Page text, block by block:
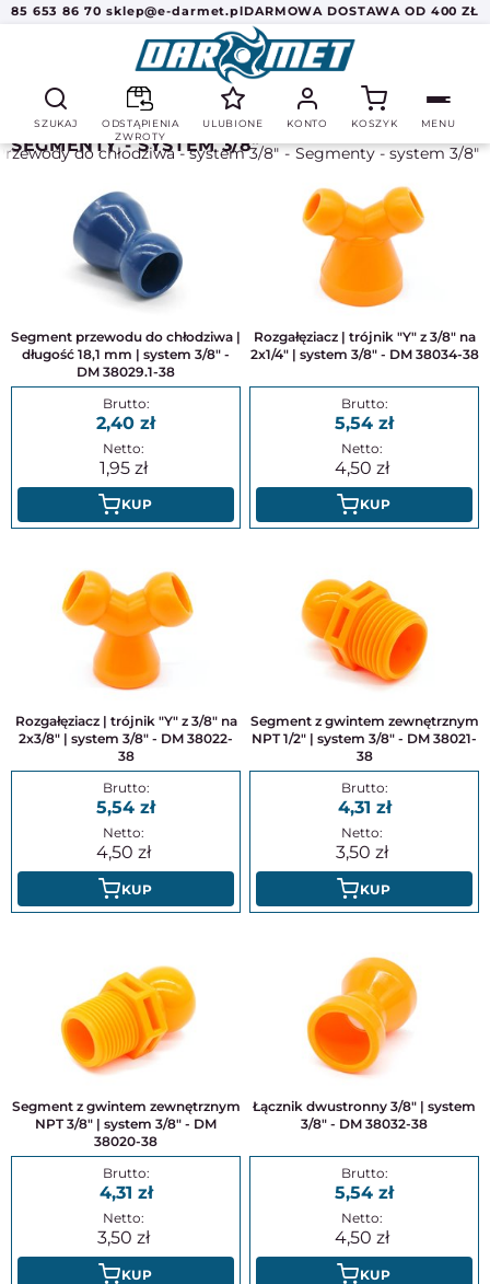
85 653 86 70 sklep@e-darmet.plDARMOWA DOSTAWA OD 400 ZŁ
SZUKAJ
ODSTĄPIENIA
ZWROTY
ULUBIONE KONTO KOSZYK MENU
do chłodziwa - system 3/8" Segmenty - system 3/8"
SEGMENTY - SYSTEM 3/8"
Segment przewodu do chłodziwa |
długość 18,1 mm | system 3/8" -
DM 38029.1-38
2,40
1,95
KUP
Rozgałęziacz | trójnik "Y" z 3/8" na
2x1/4" | system 3/8" - DM 38034-38
5,54
4,50
KUP
Rozgałęziacz | trójnik "Y" z 3/8" na
2x3/8" | system 3/8" - DM 38022-
38
5,54
4,50
KUP
Segment z gwintem zewnętrznym
NPT 1/2" | system 3/8" - DM 38021-
38
4,31
3,50
KUP
Segment z gwintem zewnętrznym
NPT 3/8" | system 3/8" - DM
38020-38
4,31
3,50
KUP
Łącznik dwustronny 3/8" | system
3/8" - DM 38032-38
5,54
4,50
KUP